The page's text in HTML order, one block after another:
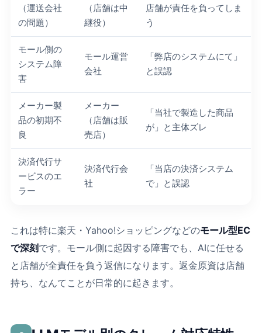
（運送会社
の問題）
（店舗は中
継役）
店舗が責任を負ってしま
う
モール側の
システム障
害
モール運営
会社
「弊店のシステムにて」
と誤認
メーカー製
品の初期不
良
メーカー
（店舗は販
売店）
「当社で製造した商品
が」と主体ズレ
決済代行サ
ービスのエ
ラー
決済代行会
社
「当店の決済システム
で」と誤認
これは特に楽天・Yahoo!ショッピングなどのモール型EC
で深刻 です。モール側に起因する障害でも、AIに任せる
と店舗が全責任を負う返信になります。返金原資は店舗
持ち、なんてことが日常的に起きます。